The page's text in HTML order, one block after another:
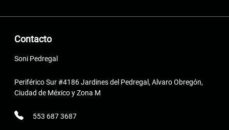
Contacto
Soni Pedregal
Periférico Sur #4186 Jardines del Pedregal, Alvaro Obregón,
Ciudad de México y Zona M
553 687 3687